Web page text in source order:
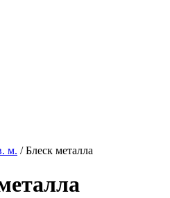
м. / Блеск металла